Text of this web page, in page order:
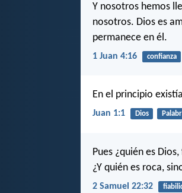
Y nosotros hemos
nosotros. Dios es
permanece en él.
1 Juan 4:16 confianza
En el principio
Juan 1:1 Dios
Pues ¿quién es
¿Y quién es roca,
2 Samuel 22:32